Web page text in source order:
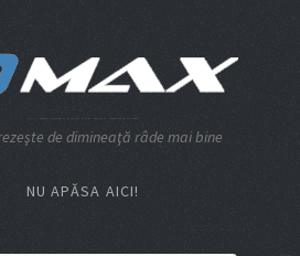
de dimineaţă râde mai bine
NU APĂSA AICI!